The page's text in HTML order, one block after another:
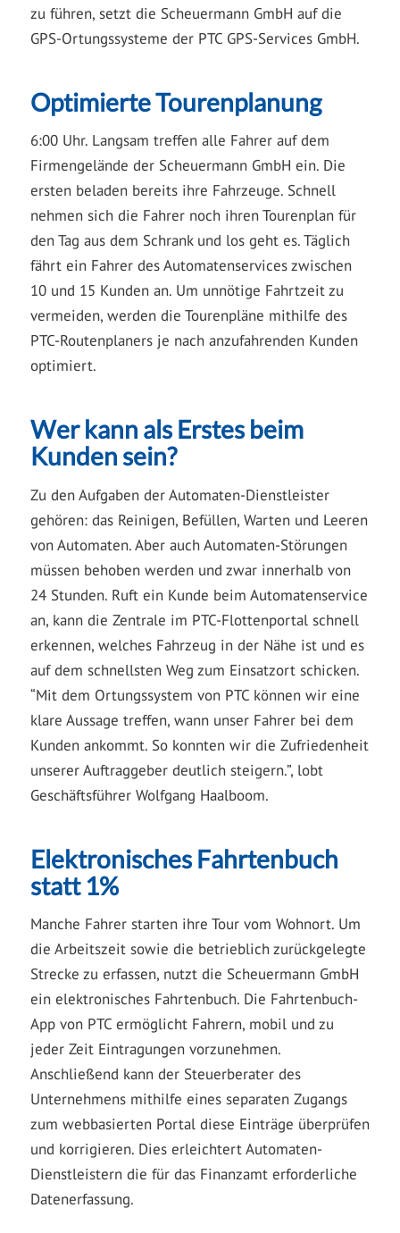
zu führen, setzt die Scheuermann GmbH auf die
GPS-Ortungssysteme der PTC GPS-Services GmbH.
Optimierte Tourenplanung
6:00 Uhr. Langsam treffen alle Fahrer auf dem
Firmengelände der Scheuermann GmbH ein. Die
ersten beladen bereits ihre Fahrzeuge. Schnell
nehmen sich die Fahrer noch ihren Tourenplan für
den Tag aus dem Schrank und los geht es. Täglich
fährt ein Fahrer des Automatenservices zwischen
10 und 15 Kunden an. Um unnötige Fahrtzeit zu
vermeiden, werden die Tourenpläne mithilfe des
PTC-Routenplaners je nach anzufahrenden Kunden
optimiert.
Wer kann als Erstes beim
Kunden sein?
Zu den Aufgaben der Automaten-Dienstleister
gehören: das Reinigen, Befüllen, Warten und Leeren
von Automaten. Aber auch Automaten-Störungen
müssen behoben werden und zwar innerhalb von
24 Stunden. Ruft ein Kunde beim Automatenservice
an, kann die Zentrale im PTC-Flottenportal schnell
erkennen, welches Fahrzeug in der Nähe ist und es
auf dem schnellsten Weg zum Einsatzort schicken.
“Mit dem Ortungssystem von PTC können wir eine
klare Aussage treffen, wann unser Fahrer bei dem
Kunden ankommt. So konnten wir die Zufriedenheit
unserer Auftraggeber deutlich steigern.”, lobt
Geschäftsführer Wolfgang Haalboom.
Elektronisches Fahrtenbuch
statt 1%
Manche Fahrer starten ihre Tour vom Wohnort. Um
die Arbeitszeit sowie die betrieblich zurückgelegte
Strecke zu erfassen, nutzt die Scheuermann GmbH
ein elektronisches Fahrtenbuch. Die Fahrtenbuch-
App von PTC ermöglicht Fahrern, mobil und zu
jeder Zeit Eintragungen vorzunehmen.
Anschließend kann der Steuerberater des
Unternehmens mithilfe eines separaten Zugangs
zum webbasierten Portal diese Einträge überprüfen
und korrigieren. Dies erleichtert Automaten-
Dienstleistern die für das Finanzamt erforderliche
Datenerfassung.